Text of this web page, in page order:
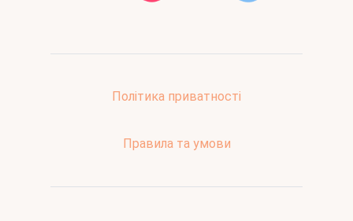
Політика приватності
Правила та умови